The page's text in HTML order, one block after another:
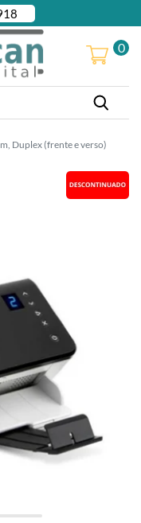
0
Duplex (frente e verso)